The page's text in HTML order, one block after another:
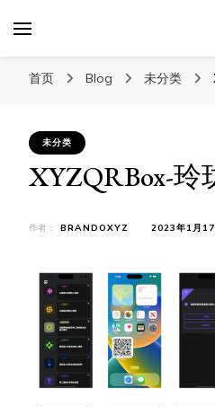
首页 Blog 未分类
未分类
XYZQRBox-玲
作者： BRANDOXYZ 2023年1月17